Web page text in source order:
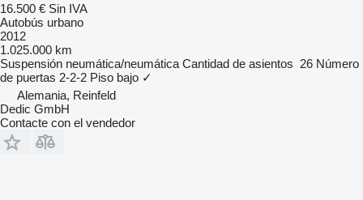
16.500 € Sin IVA
Autobús urbano
2012
1.025.000 km
Suspensión neumática/neumática Cantidad de asientos 26 Número
de puertas 2-2-2 Piso bajo ✓
Alemania, Reinfeld
Dedic GmbH
Contacte con el vendedor